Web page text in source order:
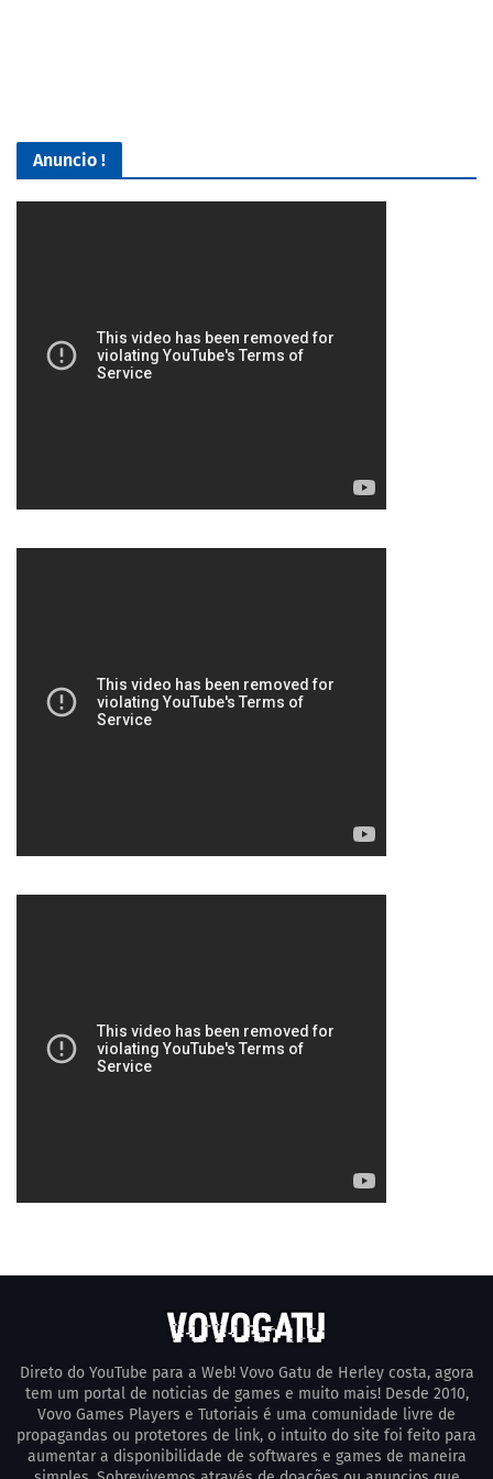
Anuncio !
Direto do YouTube para a Web! Vovo Gatu de Herley costa, agora
tem um portal de noticias de games e muito mais! Desde 2010,
Vovo Games Players e Tutoriais é uma comunidade livre de
propagandas ou protetores de link, o intuito do site foi feito para
aumentar a disponibilidade de softwares e games de maneira